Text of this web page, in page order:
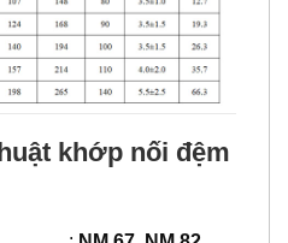
khớp nối đệm